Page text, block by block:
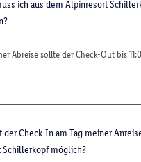
ich aus dem Alpinresort
Abreise sollte der Check-Out bis
der Check-In am Tag meiner
möglich?